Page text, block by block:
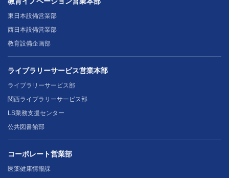
東日本設備営業部
西日本設備営業部
教育設備企画部
ライブラリーサービス営業本部
ライブラリーサービス部
関西ライブラリーサービス部
LS業務支援センター
公共図書館部
コーポレート営業部
医薬健康情報課